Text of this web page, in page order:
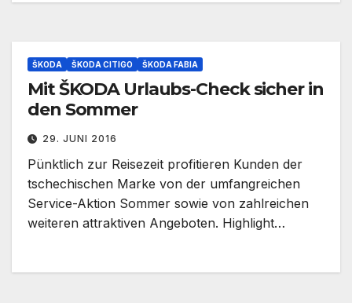
ŠKODA ŠKODA CITIGO ŠKODA FABIA
Mit ŠKODA Urlaubs-Check sicher in
den Sommer
29. JUNI 2016
Pünktlich zur Reisezeit profitieren Kunden der
tschechischen Marke von der umfangreichen
Service-Aktion Sommer sowie von zahlreichen
weiteren attraktiven Angeboten. Highlight…